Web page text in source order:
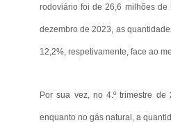
rodoviário foi de 26,6 milhões de
dezembro de 2023, as
12,2%, respetivamente, face ao
Por sua vez, no 4.º trimestre
enquanto no gás natural, a